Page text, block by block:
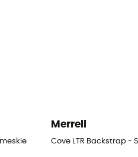
Merrell
Cove LTR Backstrap -